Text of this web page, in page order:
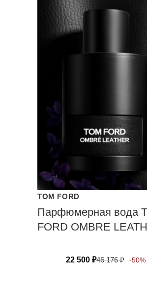
TOM FORD
Парфюмерная вода
FORD OMBRE
22 500₽46 176₽ -50%